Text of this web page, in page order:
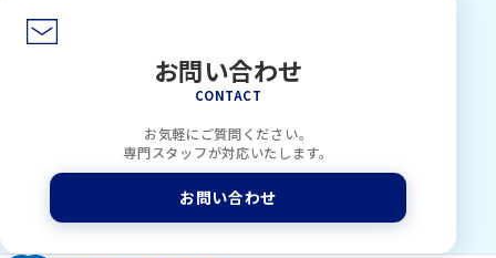
お問い合わせ
CONTACT
お気軽にご質問ください。
専門スタッフが対応いたします。
お問い合わせ